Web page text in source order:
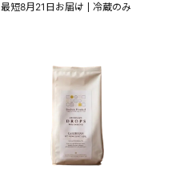
最短8月21日お届け 冷蔵のみ